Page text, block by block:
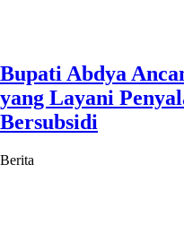
Bupati Abdya
yang Layani
Bersubsidi
Berita